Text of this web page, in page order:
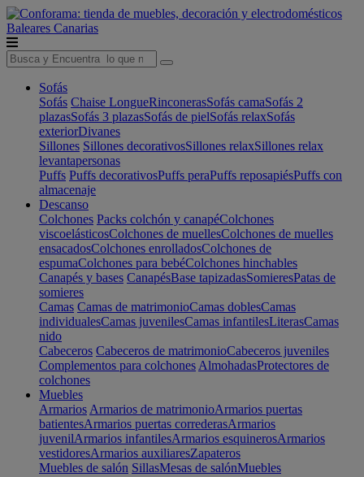
Baleares Canarias
Sofás
Sofás Chaise LongueRinconerasSofás camaSofás 2
plazasSofás 3 plazasSofás de pielSofás relaxSofás
exteriorDivanes
Sillones Sillones decorativosSillones relaxSillones relax
levantapersonas
Puffs Puffs decorativosPuffs peraPuffs reposapiésPuffs con
almacenaje
Descanso
Colchones Packs colchón y canapéColchones
viscoelásticosColchones de muellesColchones de muelles
ensacadosColchones enrolladosColchones de
espumaColchones para bebéColchones hinchables
Canapés y bases CanapésBase tapizadasSomieresPatas de
somieres
Camas Camas de matrimonioCamas doblesCamas
individualesCamas juvenilesCamas infantilesLiterasCamas
nido
Cabeceros Cabeceros de matrimonioCabeceros juveniles
Complementos para colchones AlmohadasProtectores de
colchones
Muebles
Armarios Armarios de matrimonioArmarios puertas
batientesArmarios puertas correderasArmarios
juvenilArmarios infantilesArmarios esquinerosArmarios
vestidoresArmarios auxiliaresZapateros
Muebles de salón SillasMesas de salónMuebles